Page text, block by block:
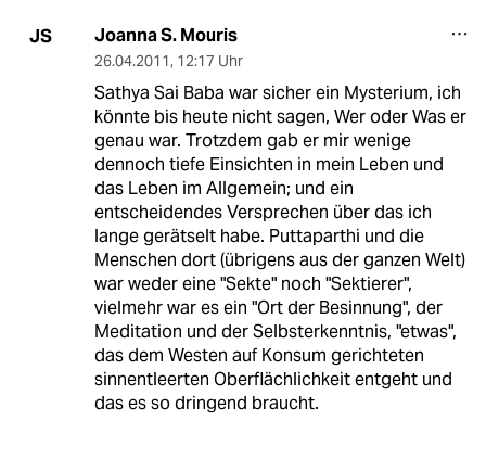
JS Joanna S. Mouris
26.04.2011, 12:17 Uhr
Sathya Sai Baba war sicher ein Mysterium, ich
könnte bis heute nicht sagen, Wer oder Was er
genau war. Trotzdem gab er mir wenige
dennoch tiefe Einsichten in mein Leben und
das Leben im Allgemein; und ein
entscheidendes Versprechen über das ich
lange gerätselt habe. Puttaparthi und die
Menschen dort (übrigens aus der ganzen Welt)
war weder eine "Sekte" noch "Sektierer",
vielmehr war es ein "Ort der Besinnung", der
Meditation und der Selbsterkenntnis, "etwas",
das dem Westen auf Konsum gerichteten
sinnentleerten Oberflächlichkeit entgeht und
das es so dringend braucht.